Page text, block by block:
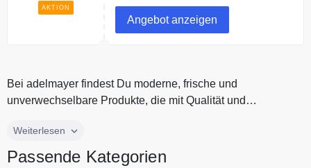
AKTION
Angebot anzeigen
Bei adelmayer findest Du moderne, frische und
unverwechselbare Produkte, die mit Qualität und
Bei adelmayer findest Du moderne, frische und
Nutzungskomfort überzeugen. Entdecke die eleganten und
Weiterlesen
Passende Kategorien